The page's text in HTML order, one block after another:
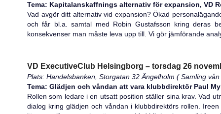
Tema: Kapitalanskaffnings alternativ för expansion, VD
Vad avgör ditt alternativ vid expansion? Ökad
och får bl.a. samtal med Robin Gustafsson kring deras
konsekvenser man måste leva upp till. Vi gör jämförande
VD ExecutiveClub Helsingborg – torsdag 26
Plats: Handelsbanken, Storgatan 32 Ängelholm ( Samling vån
Tema: Glädjen och våndan att vara klubbdirektör Paul
Rollen som ledare i en utsatt position ställer sina krav. Vad
dialog kring glädjen och våndan i klubbdirektörs rollen.